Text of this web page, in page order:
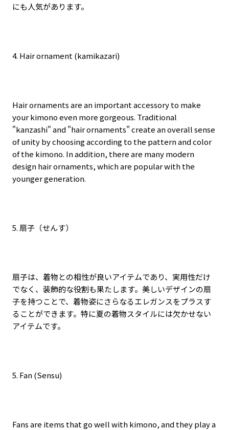
にも人気があります。
4. Hair ornament (kamikazari)
Hair ornaments are an important accessory to make
your kimono even more gorgeous. Traditional
"kanzashi" and "hair ornaments" create an overall sense
of unity by choosing according to the pattern and color
of the kimono. In addition, there are many modern
design hair ornaments, which are popular with the
younger generation.
5. 扇子（せんす）
扇子は、着物との相性が良いアイテムであり、実用性だけ
でなく、装飾的な役割も果たします。美しいデザインの扇
子を持つことで、着物姿にさらなるエレガンスをプラスす
ることができます。特に夏の着物スタイルには欠かせない
アイテムです。
5. Fan (Sensu)
Fans are items that go well with kimono, and they play a